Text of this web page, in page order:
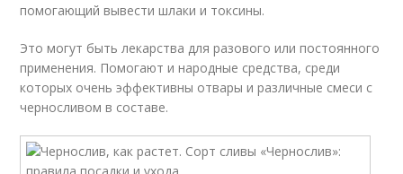
помогающий вывести шлаки и токсины.
Это могут быть лекарства для разового или постоянного
применения. Помогают и народные средства, среди
которых очень эффективны отвары и различные смеси с
черносливом в составе.